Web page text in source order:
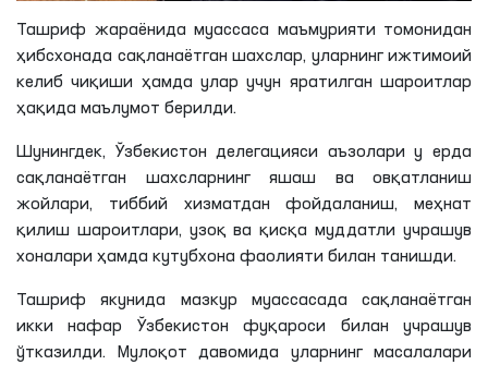
Ташриф жараёнида муассаса маъмурияти томонидан
ҳибсхонада сақланаётган шахслар, уларнинг ижтимоий
келиб чиқиши ҳамда улар учун яратилган шароитлар
ҳақида маълумот берилди.
Шунингдек, Ўзбекистон делегацияси аъзолари у ерда
сақланаётган шахсларнинг яшаш ва овқатланиш
жойлари, тиббий хизматдан фойдаланиш, меҳнат
қилиш шароитлари, узоқ ва қисқа муддатли учрашув
хоналари ҳамда кутубхона фаолияти билан танишди.
Ташриф якунида мазкур муассасада сақланаётган
икки нафар Ўзбекистон фуқароси билан учрашув
ўтказилди. Мулоқот давомида уларнинг масалалари